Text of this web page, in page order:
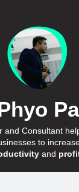
and Consultant
to
and